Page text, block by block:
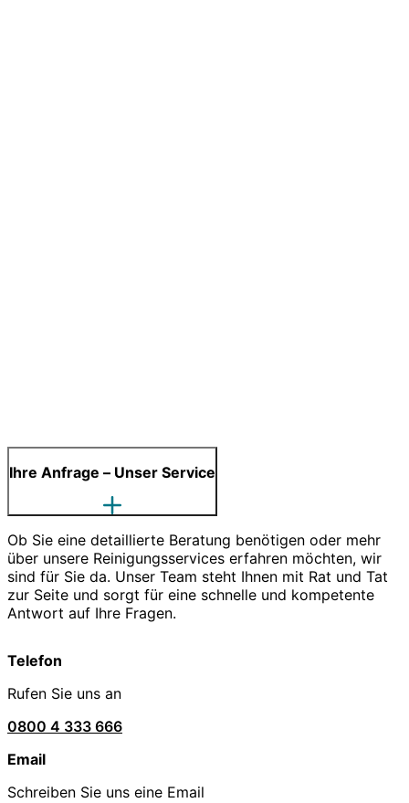
Ihre Anfrage – Unser Service
Ob Sie eine detaillierte Beratung benötigen oder mehr
über unsere Reinigungsservices erfahren möchten, wir
sind für Sie da. Unser Team steht Ihnen mit Rat und Tat
zur Seite und sorgt für eine schnelle und kompetente
Antwort auf Ihre Fragen.
Telefon
Rufen Sie uns an
0800 4 333 666
Email
Schreiben Sie uns eine Email